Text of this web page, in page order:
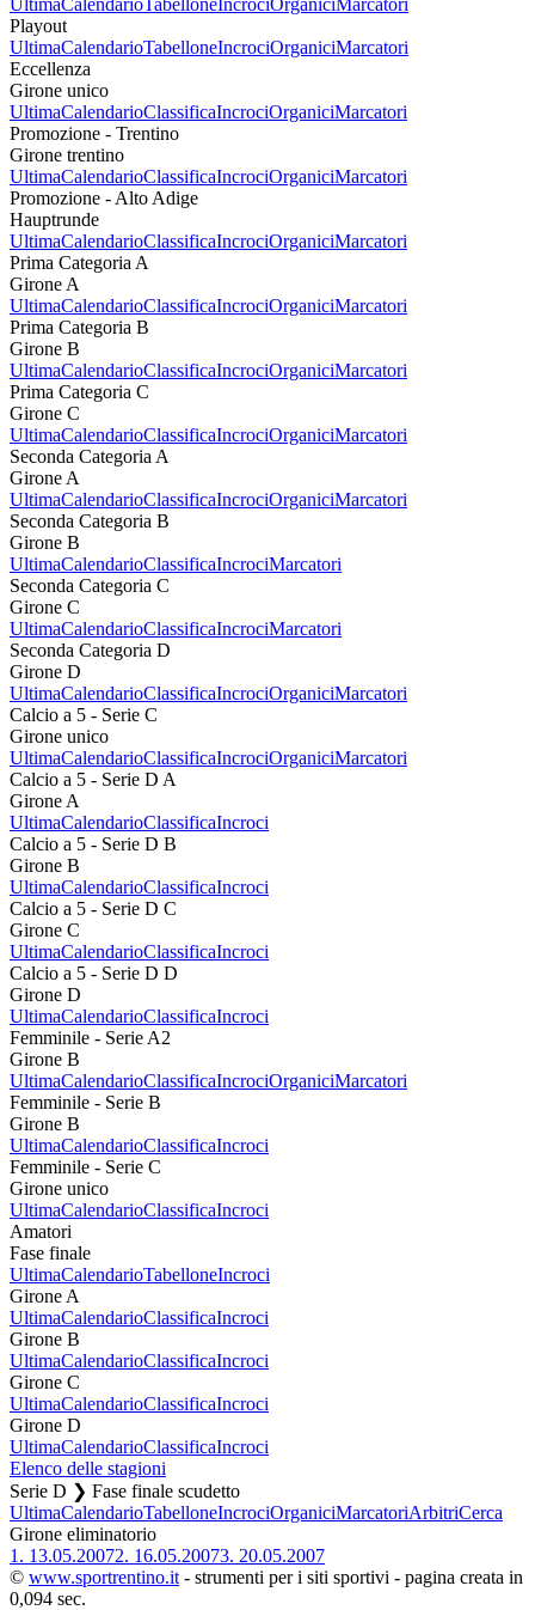
Playout
UltimaCalendarioTabelloneIncrociOrganiciMarcatori
Eccellenza
Girone unico
UltimaCalendarioClassificaIncrociOrganiciMarcatori
Promozione - Trentino
Girone trentino
UltimaCalendarioClassificaIncrociOrganiciMarcatori
Promozione - Alto Adige
Hauptrunde
UltimaCalendarioClassificaIncrociOrganiciMarcatori
Prima Categoria A
Girone A
UltimaCalendarioClassificaIncrociOrganiciMarcatori
Prima Categoria B
Girone B
UltimaCalendarioClassificaIncrociOrganiciMarcatori
Prima Categoria C
Girone C
UltimaCalendarioClassificaIncrociOrganiciMarcatori
Seconda Categoria A
Girone A
UltimaCalendarioClassificaIncrociOrganiciMarcatori
Seconda Categoria B
Girone B
UltimaCalendarioClassificaIncrociMarcatori
Seconda Categoria C
Girone C
UltimaCalendarioClassificaIncrociMarcatori
Seconda Categoria D
Girone D
UltimaCalendarioClassificaIncrociOrganiciMarcatori
Calcio a 5 - Serie C
Girone unico
UltimaCalendarioClassificaIncrociOrganiciMarcatori
Calcio a 5 - Serie D A
Girone A
UltimaCalendarioClassificaIncroci
Calcio a 5 - Serie D B
Girone B
UltimaCalendarioClassificaIncroci
Calcio a 5 - Serie D C
Girone C
UltimaCalendarioClassificaIncroci
Calcio a 5 - Serie D D
Girone D
UltimaCalendarioClassificaIncroci
Femminile - Serie A2
Girone B
UltimaCalendarioClassificaIncrociOrganiciMarcatori
Femminile - Serie B
Girone B
UltimaCalendarioClassificaIncroci
Femminile - Serie C
Girone unico
UltimaCalendarioClassificaIncroci
Amatori
Fase finale
UltimaCalendarioTabelloneIncroci
Girone A
UltimaCalendarioClassificaIncroci
Girone B
UltimaCalendarioClassificaIncroci
Girone C
UltimaCalendarioClassificaIncroci
Girone D
UltimaCalendarioClassificaIncroci
Elenco delle stagioni
Serie D ❯ Fase finale scudetto
UltimaCalendarioTabelloneIncrociOrganiciMarcatoriArbitriCerca
Girone eliminatorio
1. 13.05.20072. 16.05.20073. 20.05.2007
© www.sportrentino.it - strumenti per i siti sportivi - pagina creata in
0,094 sec.